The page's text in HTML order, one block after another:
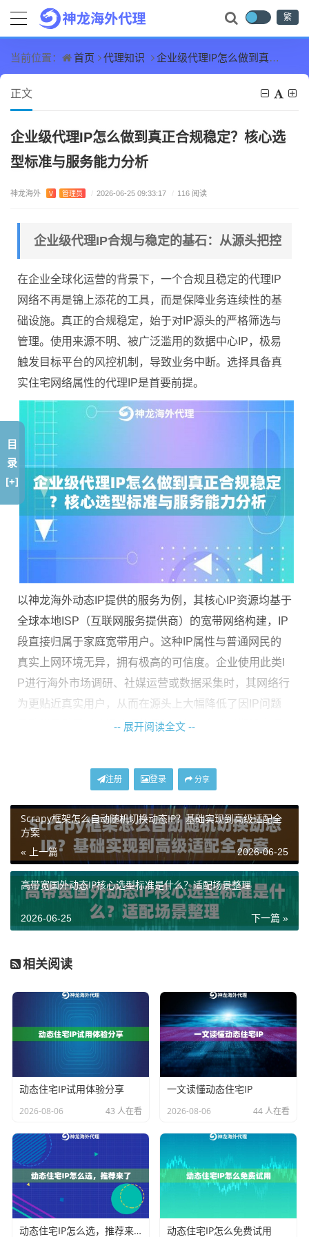
繁
当前位置： 首页 代理知识 企业级代理IP怎么做到真正合规稳定？核心选型标准与服务能力分析
正文
企业级代理IP怎么做到真正合规稳定？核心选
型标准与服务能力分析
神龙海外 V 管理员 / 2026-06-25 09:33:17 / 116 阅读
企业级代理IP合规与稳定的基石：从源头把控
在企业全球化运营的背景下，一个合规且稳定的代理IP
网络不再是锦上添花的工具，而是保障业务连续性的基
础设施。真正的合规稳定，始于对IP源头的严格筛选与
管理。使用来源不明、被广泛滥用的数据中心IP，极易
触发目标平台的风控机制，导致业务中断。选择具备真
实住宅网络属性的代理IP是首要前提。
以神龙海外动态IP提供的服务为例，其核心IP资源均基于
全球本地ISP（互联网服务提供商）的宽带网络构建，IP
段直接归属于家庭宽带用户。这种IP属性与普通网民的
真实上网环境无异，拥有极高的可信度。企业使用此类I
P进行海外市场调研、社媒运营或数据采集时，其网络行
为更贴近真实用户，从而在源头上大幅降低了因IP问题
导致账号受限或访问被拒的风险，为业务的长期稳定运
核心选型标准：超越“可用”追求“可靠”
面对市场上众多的代理IP服务，企业应建立一套清晰的
选型标准，从多个维度评估服务的可靠性，而不仅仅是
关注价格或IP数量。
1. 资源规模与纯净度：这是支撑高并发与长期业务的生
命线。一个庞大的、每日进行高强度去重清洗的IP池至
关重要。例如，企业级动态住宅IP服务每日去重超330万I
这意味着更高的请求成功率和更低的中断概率。
2. 会话管理的灵活性：
不同业务对IP稳定时长的需求差
异巨大。自动化内容分发可能需要短时高频更换IP，而
长期数据监控则需要IP能持续在线。优秀的服务应提供
灵活的会话时长自定义功能，允许企业在1分钟到数小时
3. 地理定位的精准性：全球化业务往往需要精细化的本
准定位。这对于广告效果测试、本地化内容审核、区域
价格监控等场景来说，是确保业务针对性和数据准确性
4. 服务成功率与带宽保障：
企业级应用不能容忍频繁的
-- 展开阅读全文 --
注册 登录 分享
Scrapy框架怎么自动随机切换动态IP？基础实现到高级适配全
方案
« 上一篇 2026-06-25
高带宽国外动态IP核心选型标准是什么？适配场景整理
下一篇 »
2026-06-25
相关阅读
动态住宅IP试用体验分享
2026-08-06 43 人在看
一文读懂动态住宅IP
2026-08-06 44 人在看
动态住宅IP怎么选，推荐来了 动态住宅IP怎么免费试用
目
录
[+]